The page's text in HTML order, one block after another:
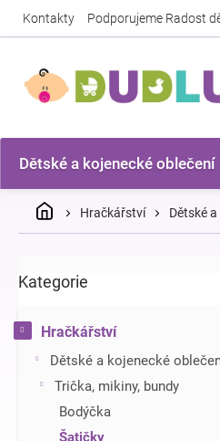
Kontakty Podporujeme Radost
Dětské a kojenecké oblečení
DomůHračkářství Dětské
o
t
r
Přeskočit
Kategorie
Hračkářství
Dětské a kojenecké
Trička, mikiny, bundy
Bodýčka
Šatičky